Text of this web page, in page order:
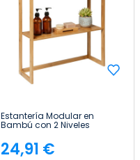
Estantería Modular en
Bambú con 2 Niveles
Home
24,91 €